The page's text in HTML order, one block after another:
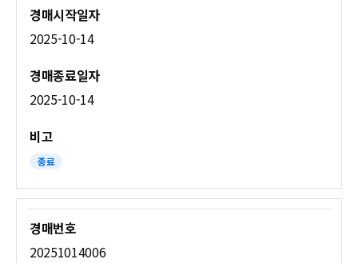
2025-10-14
2025-10-14
종료
20251014006